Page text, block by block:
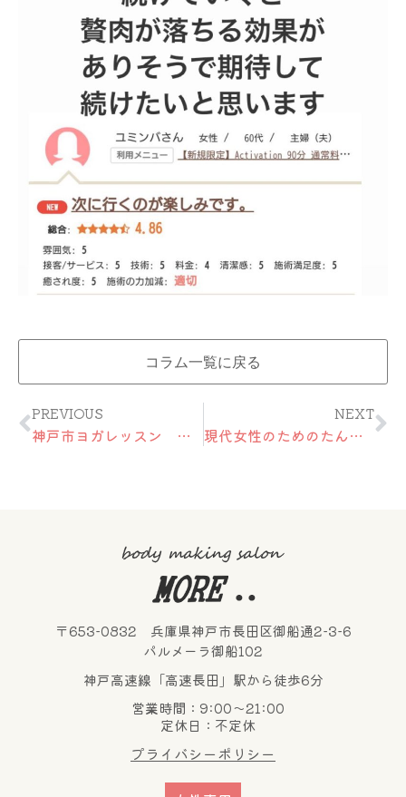
コラム一覧に戻る
Prev
PREVIOUS
神戸市ヨガレッスン 三日月のポーズ
NEXT
現代女性のためのたんぱく質『デリシェイク』
〒653-0832 兵庫県神戸市長田区御船通2-3-6
パルメーラ御船102
神戸高速線「高速長田」駅から徒歩6分
営業時間：9:00～21:00
定休日：不定休
プライバシーポリシー